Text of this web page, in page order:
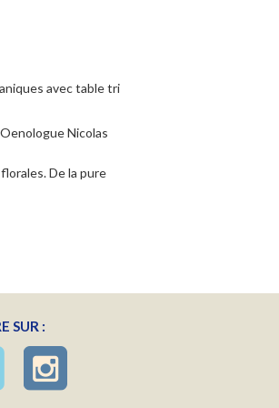
avec table tri
Nicolas
De la pure
SUR :